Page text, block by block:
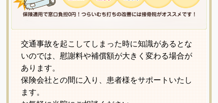
交通事故を起こしてしまった時に知識があるとな
いのでは、慰謝料や補償額が大きく変わる場合が
あります。
保険会社との間に入り、患者様をサポートいたし
ます。